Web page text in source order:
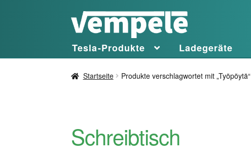
Zur
springen
Zum
springen
Tesla-Produkte Ladegeräte
Startseite Produkte verschlagwortet mit „Työpöytä“
Schreibtisch